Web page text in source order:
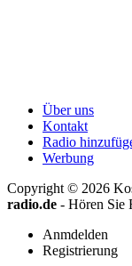
Über uns
Kontakt
Radio
Werbung
Copyright © 2026
radio.de - Hören Sie
Anmdelden
Registrierung